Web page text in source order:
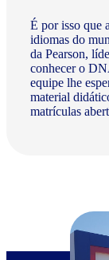
É por isso que
idiomas do
da Pearson,
conhecer o
equipe lhe
material
matrículas